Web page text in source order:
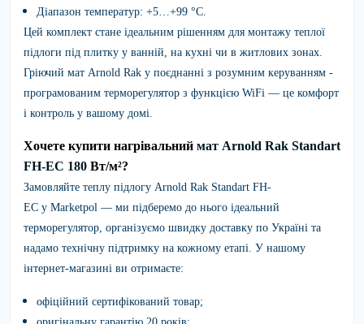
Діапазон температур: +5…+99 °C.
Цей комплект стане ідеальним рішенням для монтажу теплої
підлоги під плитку у ванній, на кухні чи в житлових зонах.
Гріючий мат Arnold Rak у поєднанні з розумним керуванням -
програмованим терморегулятор з функцією WiFi — це комфорт
і контроль у вашому домі.
Хочете купити нагрівальний мат Arnold Rak Standart
FH-EC 180 Вт/м²?
Замовляйте теплу підлогу Arnold Rak Standart FH-
EC у Marketpol — ми підберемо до нього ідеальний
терморегулятор, організуємо швидку доставку по Україні та
надамо технічну підтримку на кожному етапі. У нашому
інтернет-магазині ви отримаєте:
офіційний сертифікований товар;